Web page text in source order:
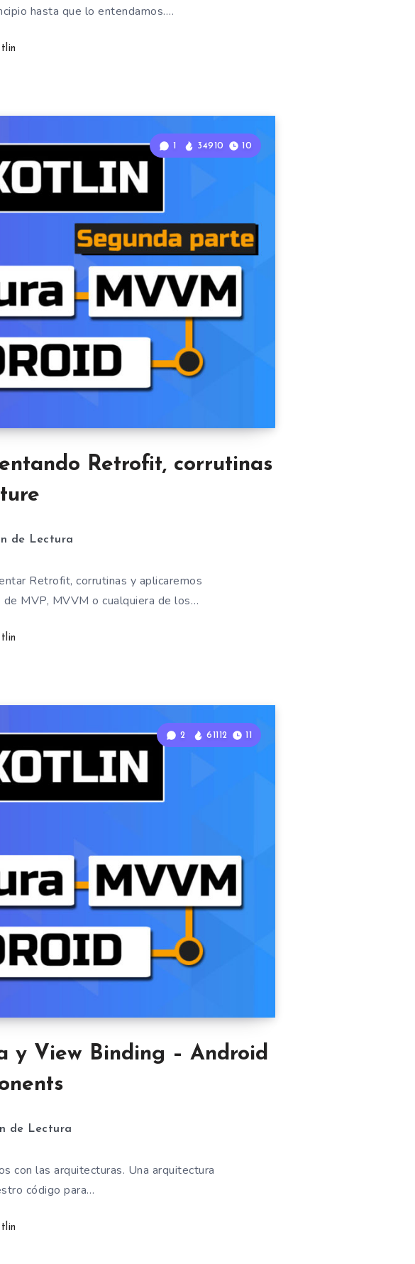
hasta que lo entendamos….
Retrofit, corrutinas
1 34910 10
de Lectura
Retrofit, corrutinas y aplicaremos
MVP, MVVM o cualquiera de los…
y View Binding – Android
2 61112 11
de Lectura
con las arquitecturas. Una arquitectura
código para…